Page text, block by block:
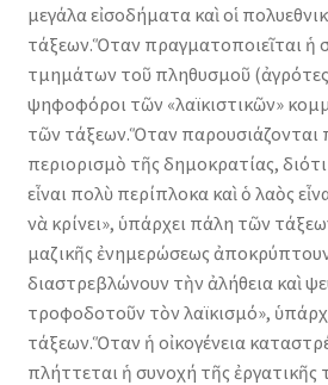
μεγάλα εἰσοδήματα καὶ οἱ
τάξεων.Ὅταν πραγματοποιεῖται ἡ
τμημάτων τοῦ πληθυσμοῦ
ψηφοφόροι τῶν «λαϊκιστικῶν»
τῶν τάξεων.Ὅταν παρουσιάζονται
περιορισμὸ τῆς δημοκρατίας,
εἶναι πολὺ περίπλοκα καὶ ὁ λαὸς
νὰ κρίνει», ὑπάρχει πάλη τῶν
μαζικῆς ἐνημερώσεως
διαστρεβλώνουν τὴν ἀλήθεια καὶ
τροφοδοτοῦν τὸν λαϊκισμό»,
τάξεων.Ὅταν ἡ οἰκογένεια
πλήττεται ἡ συνοχή τῆς